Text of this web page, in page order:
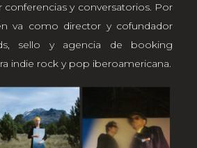
conferencias y conversatorios. Por
va como director y cofundador
, sello y agencia de booking
indie rock y pop iberoamericana.